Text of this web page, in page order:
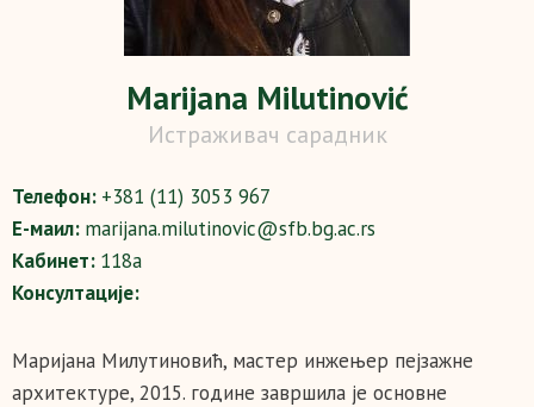
Marijana Milutinović
Истраживач сарадник
Телефон: +381 (11) 3053 967
Е-маил: marijana.milutinovic@sfb.bg.ac.rs
Кабинет: 118a
Консултације:
Маријана Милутиновић, мастер инжењер пејзажне
архитектуре, 2015. године завршила је основне